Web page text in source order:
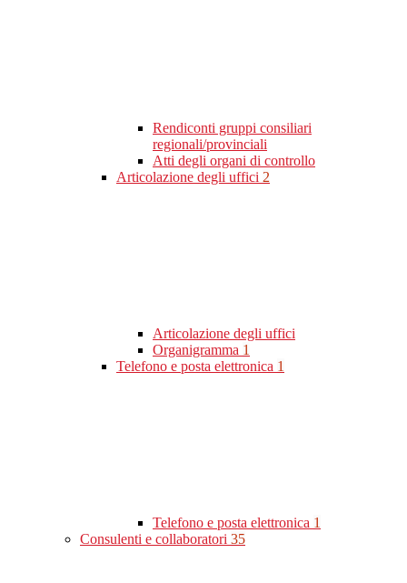
Rendiconti gruppi consiliari
regionali/provinciali
Atti degli organi di controllo
Articolazione degli uffici 2
Articolazione degli uffici
Organigramma 1
Telefono e posta elettronica 1
Telefono e posta elettronica 1
Consulenti e collaboratori 35